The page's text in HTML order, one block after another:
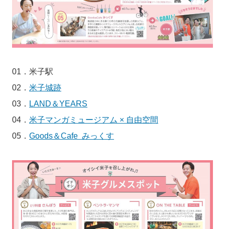
01．米子駅
02． 米子城跡
03． LAND＆YEARS
04． 米子マンガミュージアム × 自由空間
05． Goods＆Cafe みっくす